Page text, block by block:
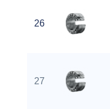
26
27